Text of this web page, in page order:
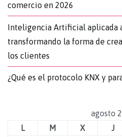
comercio en 2026
Inteligencia Artificial aplicada
transformando la forma de
los clientes
¿Qué es el protocolo KNX y
agosto
L
M X J